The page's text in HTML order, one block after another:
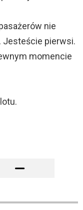
nie
Jesteście pierwsi.
momencie